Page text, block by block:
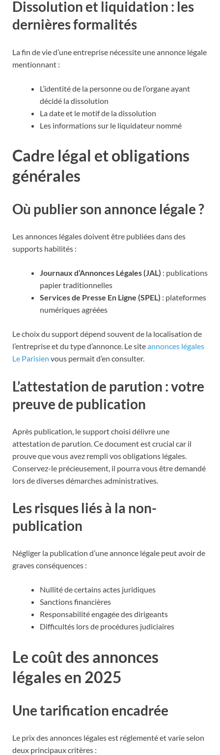
Dissolution et liquidation : les
dernières formalités
La fin de vie d’une entreprise nécessite une annonce légale
mentionnant :
L’identité de la personne ou de l’organe ayant
décidé la dissolution
La date et le motif de la dissolution
Les informations sur le liquidateur nommé
Cadre légal et obligations
générales
Où publier son annonce légale ?
Les annonces légales doivent être publiées dans des
supports habilités :
Journaux d’Annonces Légales (JAL) : publications
papier traditionnelles
Services de Presse En Ligne (SPEL) : plateformes
numériques agréées
Le choix du support dépend souvent de la localisation de
l’entreprise et du type d’annonce. Le siteannonces légales
Le Parisien vous permait d’en consulter.
L’attestation de parution : votre
preuve de publication
Après publication, le support choisi délivre une
attestation de parution. Ce document est crucial car il
prouve que vous avez rempli vos obligations légales.
Conservez-le précieusement, il pourra vous être demandé
lors de diverses démarches administratives.
Les risques liés à la non-
publication
Négliger la publication d’une annonce légale peut avoir de
graves conséquences :
Nullité de certains actes juridiques
Sanctions financières
Responsabilité engagée des dirigeants
Difficultés lors de procédures judiciaires
Le coût des annonces
légales en 2025
Une tarification encadrée
Le prix des annonces légales est réglementé et varie selon
deux principaux critères :